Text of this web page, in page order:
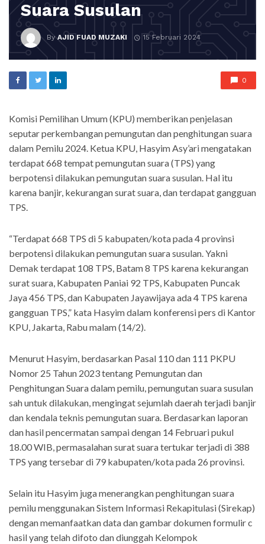
Suara Susulan
ByAJID FUAD MUZAKI 15 Februari 2024
0
Komisi Pemilihan Umum (KPU) memberikan penjelasan
seputar perkembangan pemungutan dan penghitungan suara
dalam Pemilu 2024. Ketua KPU, Hasyim Asy’ari mengatakan
terdapat 668 tempat pemungutan suara (TPS) yang
berpotensi dilakukan pemungutan suara susulan. Hal itu
karena banjir, kekurangan surat suara, dan terdapat gangguan
TPS.
“Terdapat 668 TPS di 5 kabupaten/kota pada 4 provinsi
berpotensi dilakukan pemungutan suara susulan. Yakni
Demak terdapat 108 TPS, Batam 8 TPS karena kekurangan
surat suara, Kabupaten Paniai 92 TPS, Kabupaten Puncak
Jaya 456 TPS, dan Kabupaten Jayawijaya ada 4 TPS karena
gangguan TPS,” kata Hasyim dalam konferensi pers di Kantor
KPU, Jakarta, Rabu malam (14/2).
Menurut Hasyim, berdasarkan Pasal 110 dan 111 PKPU
Nomor 25 Tahun 2023 tentang Pemungutan dan
Penghitungan Suara dalam pemilu, pemungutan suara susulan
sah untuk dilakukan, mengingat sejumlah daerah terjadi banjir
dan kendala teknis pemungutan suara. Berdasarkan laporan
dan hasil pencermatan sampai dengan 14 Februari pukul
18.00 WIB, permasalahan surat suara tertukar terjadi di 388
TPS yang tersebar di 79 kabupaten/kota pada 26 provinsi.
Selain itu Hasyim juga menerangkan penghitungan suara
pemilu menggunakan Sistem Informasi Rekapitulasi (Sirekap)
dengan memanfaatkan data dan gambar dokumen formulir c
hasil yang telah difoto dan diunggah Kelompok